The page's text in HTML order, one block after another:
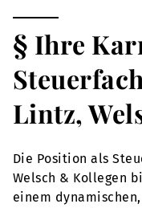
§ Ihre
Lintz,
Die Position als
Welsch & Kollegen
einem